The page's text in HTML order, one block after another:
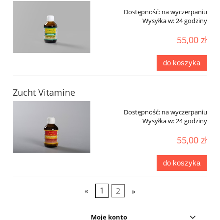
Dostępność: na wyczerpaniu
Wysyłka w:24 godziny
55,00 zł
do koszyka
Zucht Vitamine
Dostępność: na wyczerpaniu
Wysyłka w:24 godziny
55,00 zł
do koszyka
« 1 2 »
Moje konto